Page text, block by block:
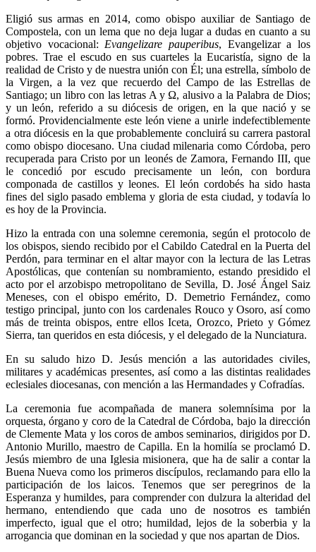
Eligió sus armas en 2014, como obispo auxiliar de Santiago de
Compostela, con un lema que no deja lugar a dudas en cuanto a su
objetivo vocacional: Evangelizare pauperibus, Evangelizar a los
pobres. Trae el escudo en sus cuarteles la Eucaristía, signo de la
realidad de Cristo y de nuestra unión con Él; una estrella, símbolo de
la Virgen, a la vez que recuerdo del Campo de las Estrellas de
Santiago; un libro con las letras A y Ω, alusivo a la Palabra de Dios;
y un león, referido a su diócesis de origen, en la que nació y se
formó. Providencialmente este león viene a unirle indefectiblemente
a otra diócesis en la que probablemente concluirá su carrera pastoral
como obispo diocesano. Una ciudad milenaria como Córdoba, pero
recuperada para Cristo por un leonés de Zamora, Fernando III, que
le concedió por escudo precisamente un león, con bordura
componada de castillos y leones. El león cordobés ha sido hasta
fines del siglo pasado emblema y gloria de esta ciudad, y todavía lo
es hoy de la Provincia.
Hizo la entrada con una solemne ceremonia, según el protocolo de
los obispos, siendo recibido por el Cabildo Catedral en la Puerta del
Perdón, para terminar en el altar mayor con la lectura de las Letras
Apostólicas, que contenían su nombramiento, estando presidido el
acto por el arzobispo metropolitano de Sevilla, D. José Ángel Saiz
Meneses, con el obispo emérito, D. Demetrio Fernández, como
testigo principal, junto con los cardenales Rouco y Osoro, así como
más de treinta obispos, entre ellos Iceta, Orozco, Prieto y Gómez
Sierra, tan queridos en esta diócesis, y el delegado de la Nunciatura.
En su saludo hizo D. Jesús mención a las autoridades civiles,
militares y académicas presentes, así como a las distintas realidades
eclesiales diocesanas, con mención a las Hermandades y Cofradías.
La ceremonia fue acompañada de manera solemnísima por la
orquesta, órgano y coro de la Catedral de Córdoba, bajo la dirección
de Clemente Mata y los coros de ambos seminarios, dirigidos por D.
Antonio Murillo, maestro de Capilla. En la homilía se proclamó D.
Jesús miembro de una Iglesia misionera, que ha de salir a contar la
Buena Nueva como los primeros discípulos, reclamando para ello la
participación de los laicos. Tenemos que ser peregrinos de la
Esperanza y humildes, para comprender con dulzura la alteridad del
hermano, entendiendo que cada uno de nosotros es también
imperfecto, igual que el otro; humildad, lejos de la soberbia y la
arrogancia que dominan en la sociedad y que nos apartan de Dios.